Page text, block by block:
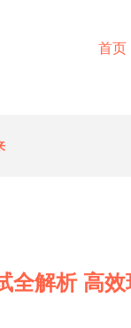
首页
全解析 高